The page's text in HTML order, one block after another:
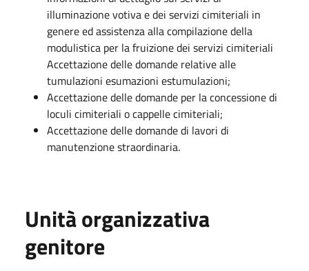
illuminazione votiva e dei servizi cimiteriali in
genere ed assistenza alla compilazione della
modulistica per la fruizione dei servizi cimiteriali
Accettazione delle domande relative alle
tumulazioni esumazioni estumulazioni;
Accettazione delle domande per la concessione di
loculi cimiteriali o cappelle cimiteriali;
Accettazione delle domande di lavori di
manutenzione straordinaria.
Unità organizzativa
genitore